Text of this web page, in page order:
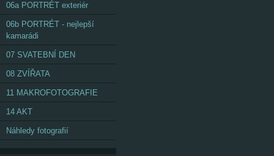
06a PORTRÉT exteriér
06b PORTRÉT - nejlepší
kamarádi
07 SVATEBNÍ DEN
08 ZVÍŘATA
11 MAKROFOTOGRAFIE
14 AKT
Náhledy fotografií